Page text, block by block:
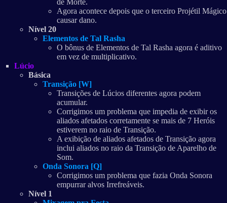
Agora acontece depois que o terceiro Projétil Mágico
causar dano.
Nível 20
Elementos de Tal Rasha
O bônus de Elementos de Tal Rasha agora é aditivo
em vez de multiplicativo.
Lúcio
Básica
Transição [W]
Transições de Lúcios diferentes agora podem
acumular.
Corrigimos um problema que impedia de exibir os
aliados afetados corretamente se mais de 7 Heróis
estiverem no raio de Transição.
A exibição de aliados afetados de Transição agora
inclui aliados no raio da Transição de Aparelho de
Som.
Onda Sonora [Q]
Corrigimos um problema que fazia Onda Sonora
empurrar alvos Irrefreáveis.
Nível 1